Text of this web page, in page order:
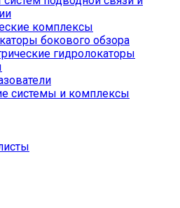
комплексы
бокового обзора
гидролокаторы
системы и комплексы